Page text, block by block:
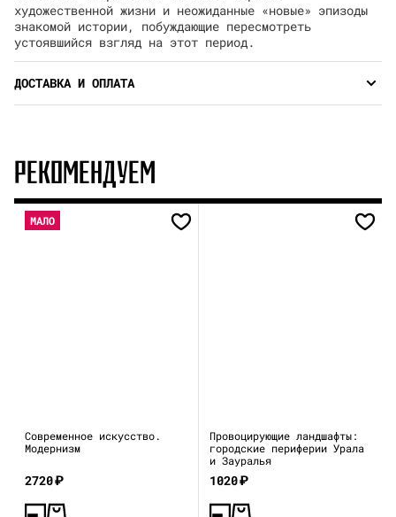
художественной жизни и неожиданные «новые» эпизоды
знакомой истории, побуждающие пересмотреть
устоявшийся взгляд на этот период.
ДОСТАВКА И ОПЛАТА
РЕКОМЕНДУЕМ
МАЛО
Современное искусство.
Модернизм
2720₽
Провоцирующие ландшафты:
городские периферии Урала
и Зауралья
1020₽